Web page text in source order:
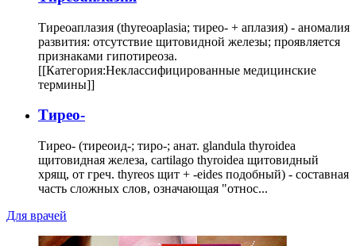
Тиреоаплазия (thyreoaplasia; тирео- + аплазия) - аномалия
развития: отсутствие щитовидной железы; проявляется
признаками гипотиреоза.
[[Категория:Неклассифицированные медицинские
термины]]
Тирео-
Тирео- (тиреоид-; тиро-; анат. glandula thyroidea
щитовидная железа, cartilago thyroidea щитовидный
хрящ, от греч. thyreos щит + -eides подобный) - составная
часть сложных слов, означающая "относ...
Для врачей